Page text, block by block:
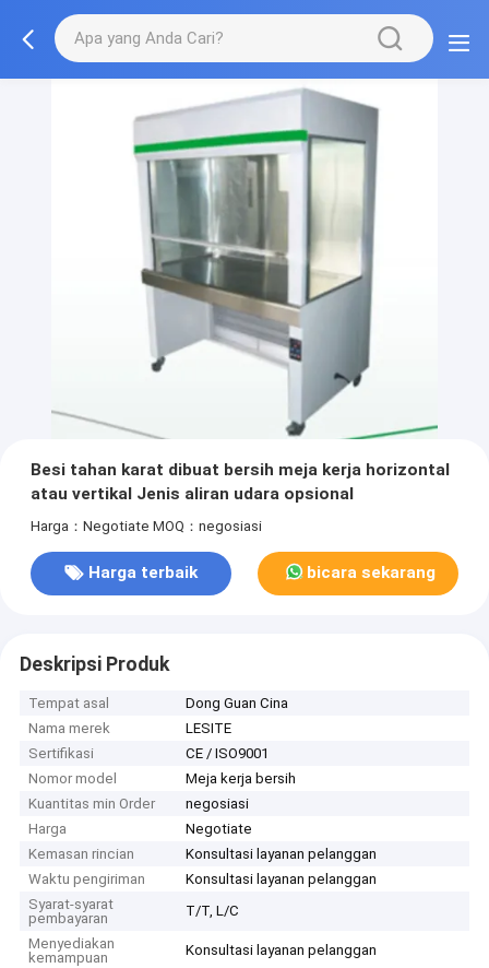
Besi tahan karat dibuat bersih meja kerja horizontal
atau vertikal Jenis aliran udara opsional
Harga：Negotiate MOQ：negosiasi
Harga terbaik bicara sekarang
Deskripsi Produk
Tempat asal
Dong Guan Cina
Nama merek
LESITE
Sertifikasi
CE / ISO9001
Nomor model
Meja kerja bersih
Kuantitas min Order
negosiasi
Harga
Negotiate
Kemasan rincian
Konsultasi layanan pelanggan
Waktu pengiriman
Konsultasi layanan pelanggan
Syarat-syarat
pembayaran
T/T, L/C
Menyediakan
kemampuan
Konsultasi layanan pelanggan